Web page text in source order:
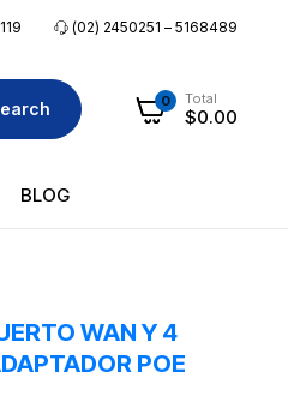
(02) 2450251 – 5168489
0 Total
$0.00
BLOG
WAN Y 4
POE